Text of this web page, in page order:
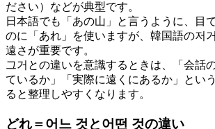
ださい）などが典型です。
日本語でも「あの山」と言うように、目
のに「あれ」を使いますが、韓国語の저
遠さが重要です。
그거との違いを意識するときは、「会話
ているか」「実際に遠くにあるか」とい
ると整理しやすくなります。
どれ＝어느 것と어떤 것の違い